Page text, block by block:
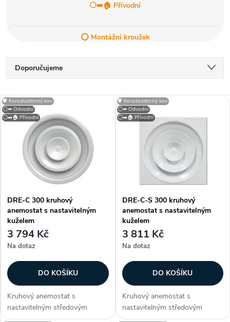
⚪➡️🏠 Přívodní
⭕ Montážní kroužek
Ř
a
z
í
p
r
o
d
Doporučujeme
Nejdražší
Nejprodávanější
Abecedně
V
s
p
r
o
d
⚪⬅️ Odvodní
⚪➡️🏠 Přívodní
🛡️ Korozivzdorný kov
DRE-C 300 kruhový
anemostat s nastavitelným
kuželem
3 794 Kč
Na dotaz
DO KOŠÍKU
Kruhový anemostat s
nastavitelným středovým
kuželem. Anemostat lze dodat
⚪⬅️ Odvodní
⚪➡️🏠 Přívodní
🛡️ Korozivzdorný kov
DRE-C-S 300 kruhový
anemostat s nastavitelným
kuželem
3 811 Kč
Na dotaz
DO KOŠÍKU
Kruhový anemostat s
nastavitelným středovým
kuželem. Anemostat lze dodat